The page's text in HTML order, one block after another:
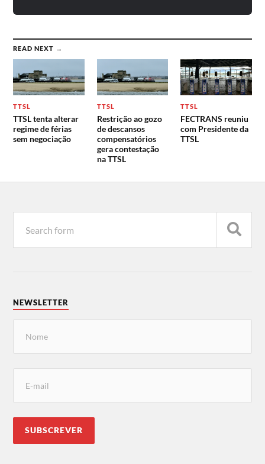
READ NEXT →
TTSL
TTSL tenta alterar
regime de férias
sem negociação
TTSL
Restrição ao gozo
de descansos
compensatórios
gera contestação
na TTSL
TTSL
FECTRANS reuniu
com Presidente da
TTSL
NEWSLETTER